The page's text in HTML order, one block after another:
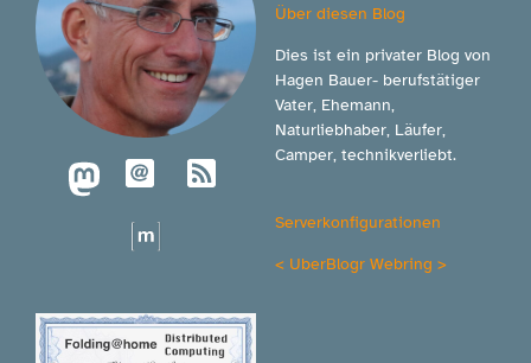
Über diesen Blog
Dies ist ein privater Blog von
Hagen Bauer- berufstätiger
Vater, Ehemann,
Naturliebhaber, Läufer,
Camper, technikverliebt.
Serverkonfigurationen
< UberBlogr Webring >